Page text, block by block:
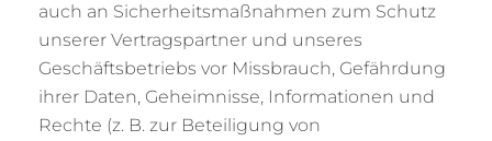
auch an Sicherheitsmaßnahmen zum Schutz
unserer Vertragspartner und unseres
Geschäftsbetriebs vor Missbrauch, Gefährdung
ihrer Daten, Geheimnisse, Informationen und
Rechte (z. B. zur Beteiligung von